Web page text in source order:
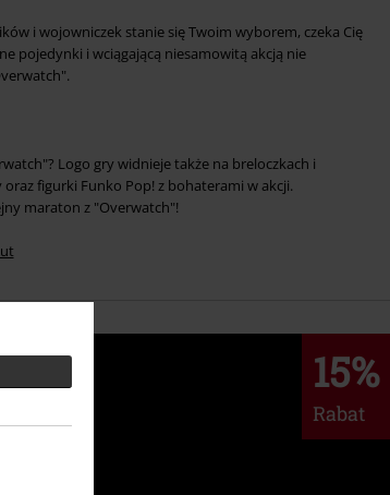
i wojowniczek stanie się Twoim wyborem, czeka Cię
pojedynki i wciągającą niesamowitą akcją nie
Logo gry widnieje także na breloczkach i
figurki Funko Pop! z bohaterami w akcji.
maraton z "Overwatch"!
15%
Rabat